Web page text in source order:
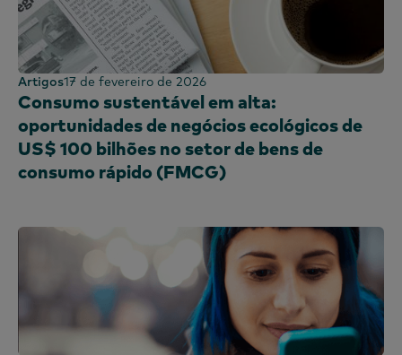
Artigos17 de fevereiro de 2026
Consumo sustentável em alta:
oportunidades de negócios ecológicos de
US$ 100 bilhões no setor de bens de
consumo rápido (FMCG)